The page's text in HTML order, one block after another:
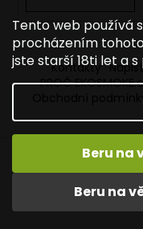
Tento web používá
procházením
jste starší 18ti let a
Beru na
Beru na
Kontakty
PROČ
Obchodní
Copyright 2026
Všechna práva